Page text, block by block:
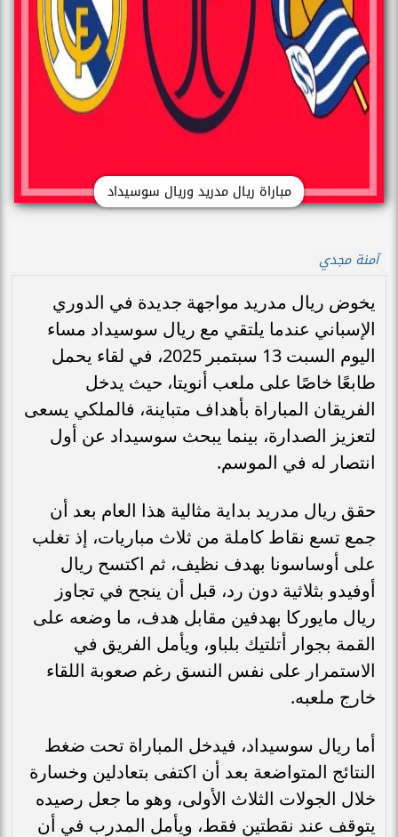
مباراة ريال مدريد وريال سوسيداد
آمنة مجدي
يخوض ريال مدريد مواجهة جديدة في الدوري
الإسباني عندما يلتقي مع ريال سوسيداد مساء
اليوم السبت 13 سبتمبر 2025، في لقاء يحمل
طابعًا خاصًا على ملعب أنويتا، حيث يدخل
الفريقان المباراة بأهداف متباينة، فالملكي يسعى
لتعزيز الصدارة، بينما يبحث سوسيداد عن أول
انتصار له في الموسم.
حقق ريال مدريد بداية مثالية هذا العام بعد أن
جمع تسع نقاط كاملة من ثلاث مباريات، إذ تغلب
على أوساسونا بهدف نظيف، ثم اكتسح ريال
أوفيدو بثلاثية دون رد، قبل أن ينجح في تجاوز
ريال مايوركا بهدفين مقابل هدف، ما وضعه على
القمة بجوار أتلتيك بلباو، ويأمل الفريق في
الاستمرار على نفس النسق رغم صعوبة اللقاء
خارج ملعبه.
أما ريال سوسيداد، فيدخل المباراة تحت ضغط
النتائج المتواضعة بعد أن اكتفى بتعادلين وخسارة
خلال الجولات الثلاث الأولى، وهو ما جعل رصيده
يتوقف عند نقطتين فقط، ويأمل المدرب في أن